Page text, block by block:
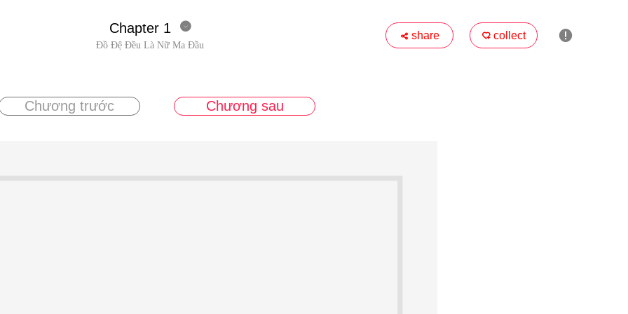
Chapter 1 
Đồ Đệ Đều Là Nữ Ma Đầu
 share  collect 
Chương trước Chương sau